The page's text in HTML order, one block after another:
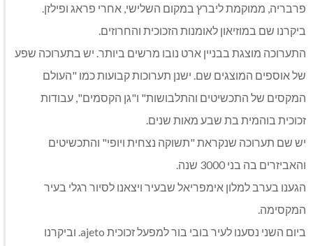
פרבריה, ממוקמת ליברץ במקום השלישי, אחרי פראג ופילזן.
ביקרנו שם במוזיאון לאומנות הזכוכית והחרוזים.
התערוכה מוצגת בבניין ארט נובו מרשים ביותר. יש בתערוכה שפע
של אוספים המוצגים שם. ישנן תערוכות קבועות כמו "העולם
המקסים של התכשיטים והתלבושות" ו"גן הקסמים", עבודות
זכוכית בוהמית בת שבע מאות שנים.
יש שם תערוכה שנקראת "תשוקה נצחית ויופי" והתכשיטים
והאביזרים בה בני 3000 שנה.
הגענו בערב למלון אימפריאל שבעיר ויצאנו לסיור רגלי בעיר
המקסימה.
ביום השני נסענו לעיר בובי בור למפעל זכוכית ajeto. וביקרנו